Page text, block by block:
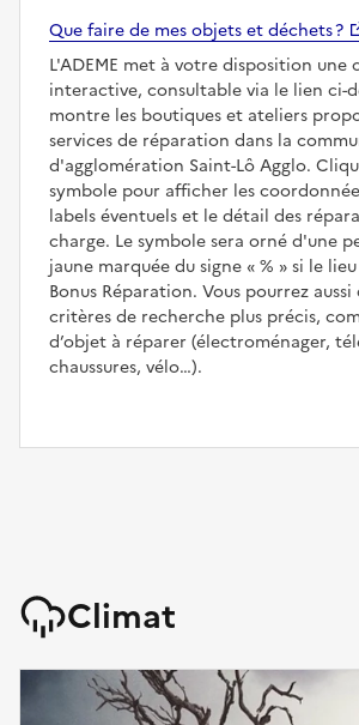
Que faire de mes objets et déchets ?
L'ADEME met à votre disposition une
interactive, consultable via le lien ci-
montre les boutiques et ateliers
services de réparation dans la
d'agglomération Saint-Lô Agglo.
symbole pour afficher les
labels éventuels et le détail des
charge. Le symbole sera orné d'une
jaune marquée du signe
%
si le
Bonus Réparation. Vous pourrez
critères de recherche plus précis,
d’objet à réparer (électroménager,
chaussures, vélo…).
Climat